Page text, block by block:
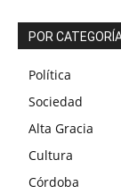
POR
Política
Sociedad
Alta Gracia
Cultura
Córdoba